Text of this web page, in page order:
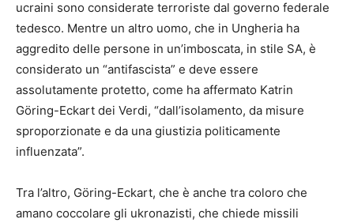
ucraini sono considerate terroriste dal governo federale
tedesco. Mentre un altro uomo, che in Ungheria ha
aggredito delle persone in un’imboscata, in stile SA, è
considerato un “antifascista” e deve essere
assolutamente protetto, come ha affermato Katrin
Göring-Eckart dei Verdi, “dall’isolamento, da misure
sproporzionate e da una giustizia politicamente
influenzata”.
Tra l’altro, Göring-Eckart, che è anche tra coloro che
amano coccolare gli ukronazisti, che chiede missili